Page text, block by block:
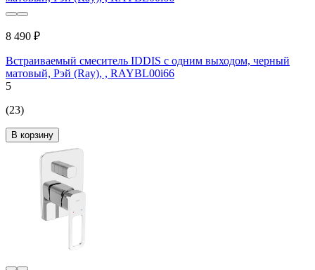
8 490 ₽
Встраиваемый смеситель IDDIS с одним выходом, черный
матовый, Рэй (Ray), , RAYBL00i66
5
(23)
В корзину